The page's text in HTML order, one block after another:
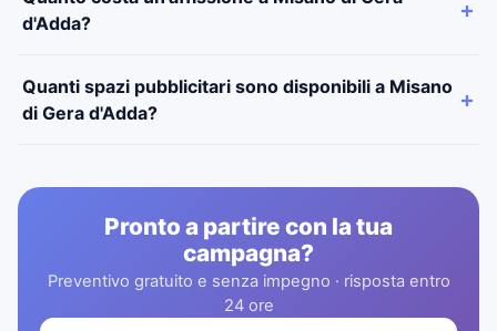
d'Adda?
Quanti spazi pubblicitari sono disponibili a Misano
di Gera d'Adda?
Pronto a partire con la tua
campagna?
Preventivo gratuito e senza impegno · risposta entro
24 ore